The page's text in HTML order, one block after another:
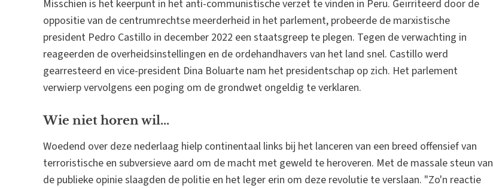
Misschien is het keerpunt in het anti-communistische verzet te vinden in Peru. Geïrriteerd door de
oppositie van de centrumrechtse meerderheid in het parlement, probeerde de marxistische
president Pedro Castillo in december 2022 een staatsgreep te plegen. Tegen de verwachting in
reageerden de overheidsinstellingen en de ordehandhavers van het land snel. Castillo werd
gearresteerd en vice-president Dina Boluarte nam het presidentschap op zich. Het parlement
verwierp vervolgens een poging om de grondwet ongeldig te verklaren.
Wie niet horen wil...
Woedend over deze nederlaag hielp continentaal links bij het lanceren van een breed offensief van
terroristische en subversieve aard om de macht met geweld te heroveren. Met de massale steun van
de publieke opinie slaagden de politie en het leger erin om deze revolutie te verslaan. "Zo'n reactie